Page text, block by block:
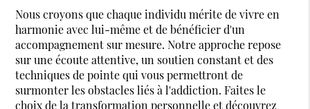
Nous croyons que chaque individu mérite de vivre en
harmonie avec lui-même et de bénéficier d'un
accompagnement sur mesure. Notre approche repose
sur une écoute attentive, un soutien constant et des
techniques de pointe qui vous permettront de
surmonter les obstacles liés à l'addiction. Faites le
choix de la transformation personnelle et découvrez